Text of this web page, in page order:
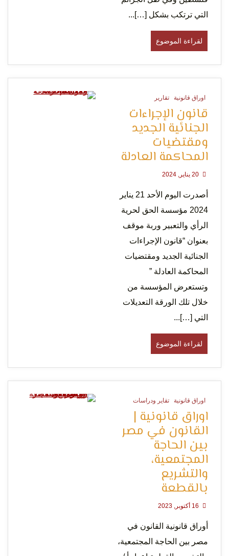
التي ترتكب بشكل […]...
لقراءة الموضوع
اوراق قانونية تقارير
قانون الإجراءات
الجنائية الجديد
ومقتضيات
المحاكمة العادلة
20 يناير, 2024
أصدرت اليوم الأحد 21 يناير
2024 مؤسسة الحق لحرية
الرأي والتعبير وربة موقف
بعنوان “قانون الإجراءات
الجنائية الجديد ومقتضيات
المحاكمة العادلة ”
وتستعرض المؤسسة من
خلال تلك الورقة التعديلات
التي […]...
لقراءة الموضوع
اوراق قانونية تقاير ودراسات
اوراق قانونية |
القانون في مصر
بين الحاجة
المجتمعية،
والتشريع
بالقطعة
أوراق قانونية القانون في
مصر بين الحاجة المجتمعية،